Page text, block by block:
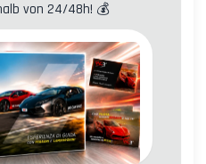
von 24/48h! 💰